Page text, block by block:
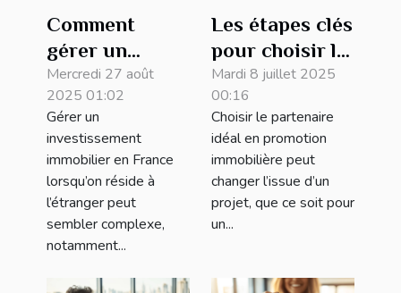
Comment
gérer un
investissement
immobilier en
France depuis
l'étranger ?
Mercredi 27 août
2025 01:02
Gérer un
investissement
immobilier en France
lorsqu’on réside à
l’étranger peut
sembler complexe,
notamment...
Les étapes clés
pour choisir le
meilleur
partenaire en
promotion
immobilière
Mardi 8 juillet 2025
00:16
Choisir le partenaire
idéal en promotion
immobilière peut
changer l’issue d’un
projet, que ce soit pour
un...